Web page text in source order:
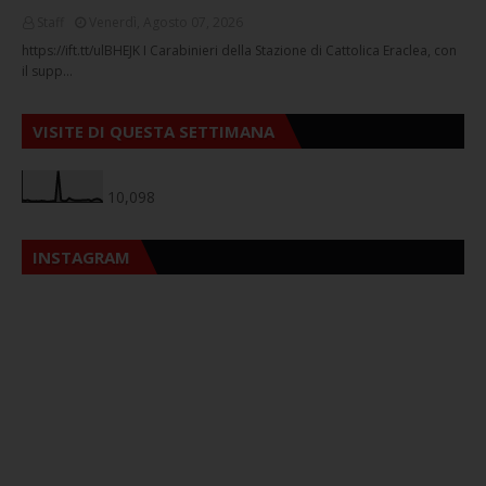
https://ift.tt/ulBHEJK I Carabinieri della Stazione di Cattolica Eraclea, con
il supp…
VISITE DI QUESTA SETTIMANA
10,098
INSTAGRAM